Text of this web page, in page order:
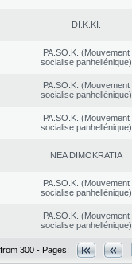
DI.K.KI.
PA.SO.K. (Mouvement
socialise panhellénique)
PA.SO.K. (Mouvement
socialise panhellénique)
PA.SO.K. (Mouvement
socialise panhellénique)
NEA DΙMOKRATIA
PA.SO.K. (Mouvement
socialise panhellénique)
PA.SO.K. (Mouvement
socialise panhellénique)
300 - Pages: